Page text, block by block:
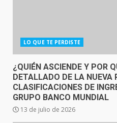
LO QUE TE PERDISTE
¿QUIÉN ASCIENDE Y POR
DETALLADO DE LA NUEVA
CLASIFICACIONES DE
GRUPO BANCO MUNDIAL
13 de julio de 2026